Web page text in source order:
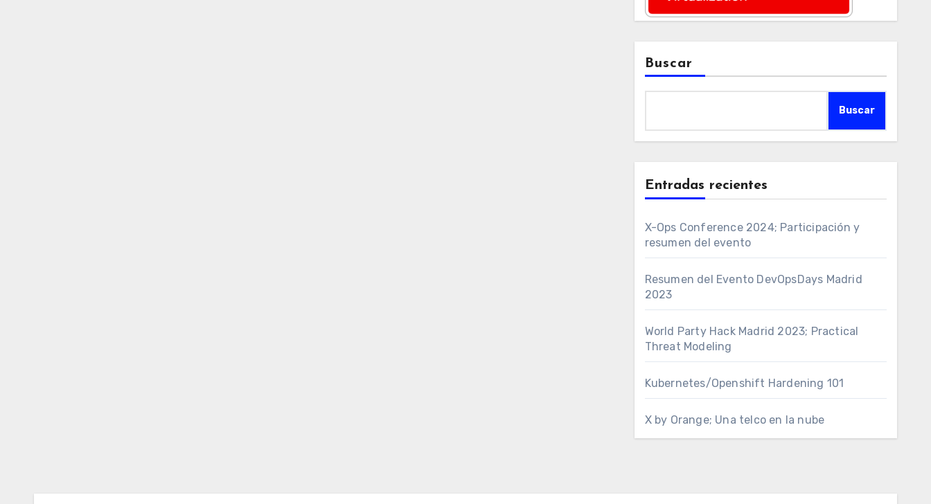
Buscar
Buscar
Entradas recientes
X-Ops Conference 2024; Participación y
resumen del evento
Resumen del Evento DevOpsDays Madrid
2023
World Party Hack Madrid 2023; Practical
Threat Modeling
Kubernetes/Openshift Hardening 101
X by Orange; Una telco en la nube